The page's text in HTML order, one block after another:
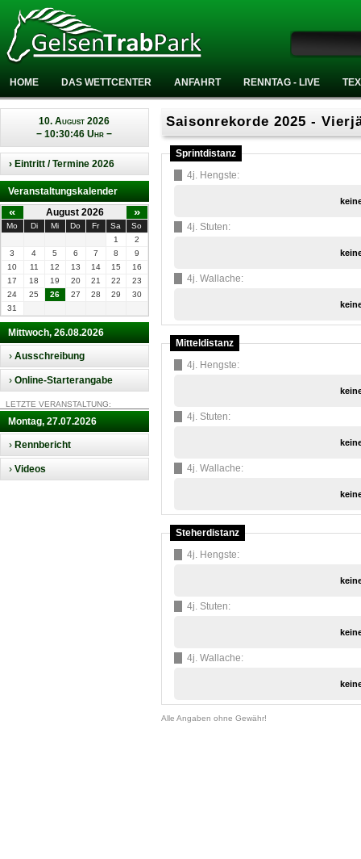
HOME DAS WETTCENTER ANFAHRT RENNTAG - LIVE
10. August 2026
− 10:30:46 Uhr −
› Eintritt / Termine 2026
Veranstaltungskalender
« August 2026 »
Mo Di Mi Do Fr Sa
So
1
2
3
4 5 6 7 8
9
10
11 12 13 14 15
16
17
18 19 20 21 22
23
24
25 26 27 28 29
30
31
Mittwoch, 26.08.2026
› Ausschreibung
› Online-Starterangabe
LETZTE VERANSTALTUNG:
Montag, 27.07.2026
› Rennbericht
› Videos
Saisonrekorde 2025 -
Sprintdistanz
4j. Hengste:
4j. Stuten:
4j. Wallache:
Mitteldistanz
4j. Hengste:
4j. Stuten:
4j. Wallache:
Steherdistanz
4j. Hengste:
4j. Stuten:
4j. Wallache:
Alle Angaben ohne Gewähr!